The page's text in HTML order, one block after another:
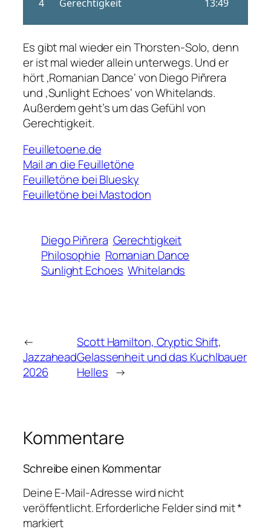
Es gibt mal wieder ein Thorsten-Solo, denn
er ist mal wieder allein unterwegs. Und er
hört ‚Romanian Dance‘ von Diego Piñrera
und ‚Sunlight Echoes‘ von Whitelands.
Außerdem geht’s um das Gefühl von
Gerechtigkeit.
Feuilletoene.de
Mail an die Feuilletöne
Feuilletöne bei Bluesky
Feuilletöne bei Mastodon
Diego Piñrera Gerechtigkeit
Philosophie Romanian Dance
Sunlight Echoes Whitelands
←
Jazzahead
2026
Scott Hamilton, Cryptic Shift,
Gelassenheit und das Kuchlbauer
Helles →
Kommentare
Schreibe einen Kommentar
Deine E-Mail-Adresse wird nicht
veröffentlicht.Erforderliche Felder sind mit*
markiert